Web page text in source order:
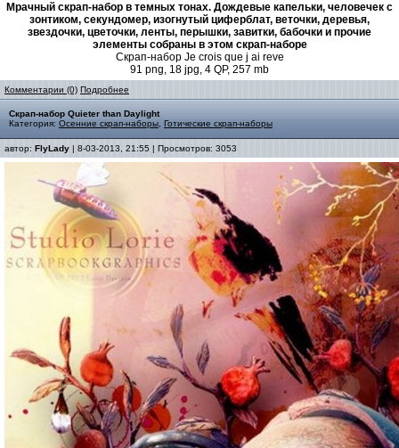
Мрачный скрап-набор в темных тонах. Дождевые капельки, человечек с
зонтиком, секундомер, изогнутый циферблат, веточки, деревья,
звездочки, цветочки, ленты, перышки, завитки, бабочки и прочие
элементы собраны в этом скрап-наборе
Скрап-набор Je crois que j ai reve
91 png, 18 jpg, 4 QP, 257 mb
Комментарии (0) Подробнее
Скрап-набор Quieter than Daylight
Категория: Осенние скрап-наборы Готические скрап-наборы
автор: FlyLady | 8-03-2013, 21:55 | Просмотров: 3053